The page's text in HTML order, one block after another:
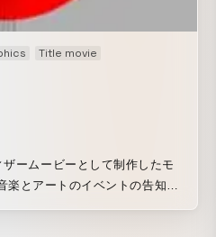
Title movie
ームービーとして制作したモ